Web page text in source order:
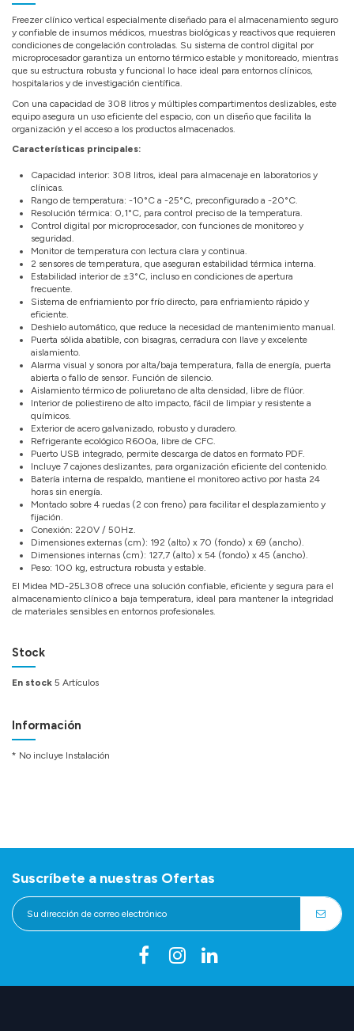
Freezer clínico vertical especialmente diseñado para el almacenamiento seguro
y confiable de insumos médicos, muestras biológicas y reactivos que requieren
condiciones de congelación controladas. Su sistema de control digital por
microprocesador garantiza un entorno térmico estable y monitoreado, mientras
que su estructura robusta y funcional lo hace ideal para entornos clínicos,
hospitalarios y de investigación científica.
Con una capacidad de 308 litros y múltiples compartimentos deslizables, este
equipo asegura un uso eficiente del espacio, con un diseño que facilita la
organización y el acceso a los productos almacenados.
Características principales:
Capacidad interior: 308 litros, ideal para almacenaje en laboratorios y
clínicas.
Rango de temperatura: -10°C a -25°C, preconfigurado a -20°C.
Resolución térmica: 0,1°C, para control preciso de la temperatura.
Control digital por microprocesador, con funciones de monitoreo y
seguridad.
Monitor de temperatura con lectura clara y continua.
2 sensores de temperatura, que aseguran estabilidad térmica interna.
Estabilidad interior de ±3°C, incluso en condiciones de apertura
frecuente.
Sistema de enfriamiento por frío directo, para enfriamiento rápido y
eficiente.
Deshielo automático, que reduce la necesidad de mantenimiento manual.
Puerta sólida abatible, con bisagras, cerradura con llave y excelente
aislamiento.
Alarma visual y sonora por alta/baja temperatura, falla de energía, puerta
abierta o fallo de sensor. Función de silencio.
Aislamiento térmico de poliuretano de alta densidad, libre de flúor.
Interior de poliestireno de alto impacto, fácil de limpiar y resistente a
químicos.
Exterior de acero galvanizado, robusto y duradero.
Refrigerante ecológico R600a, libre de CFC.
Puerto USB integrado, permite descarga de datos en formato PDF.
Incluye 7 cajones deslizantes, para organización eficiente del contenido.
Batería interna de respaldo, mantiene el monitoreo activo por hasta 24
horas sin energía.
Montado sobre 4 ruedas (2 con freno) para facilitar el desplazamiento y
fijación.
Conexión: 220V / 50Hz.
Dimensiones externas (cm): 192 (alto) x 70 (fondo) x 69 (ancho).
Dimensiones internas (cm): 127,7 (alto) x 54 (fondo) x 45 (ancho).
Peso: 100 kg, estructura robusta y estable.
El Midea MD-25L308 ofrece una solución confiable, eficiente y segura para el
almacenamiento clínico a baja temperatura, ideal para mantener la integridad
de materiales sensibles en entornos profesionales.
Stock
En stock 5 Artículos
Información
* No incluye Instalación
Suscríbete a nuestras Ofertas